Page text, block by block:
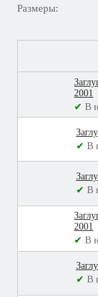
Размеры:
2001
✔ В
✔ В
✔ В
2001
✔ В
✔ В